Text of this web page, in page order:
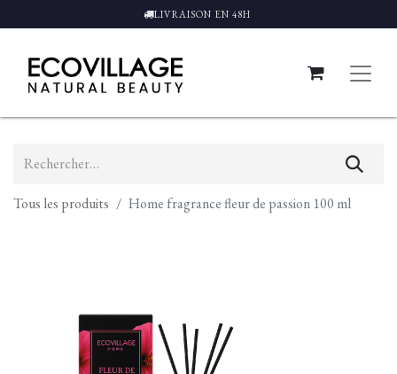
LIVRAISON EN 48H
Tous les produits Home fragrance fleur de passion 100 ml